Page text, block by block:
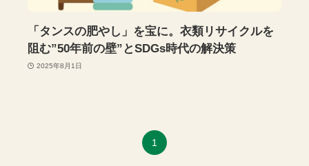
「タンスの肥やし」を宝に。衣類リサイクルを
阻む”50年前の壁”とSDGs時代の解決策
2025年8月1日
1